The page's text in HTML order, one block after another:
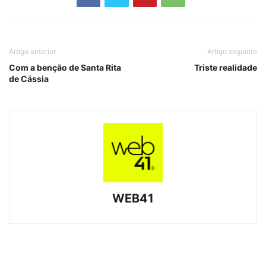
Artigo anterior
Com a benção de Santa Rita
de Cássia
Artigo seguinte
Triste realidade
WEB41